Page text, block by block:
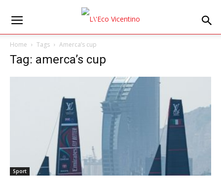
Home Tags Amerca’s cup
Tag: amerca’s cup
Sport